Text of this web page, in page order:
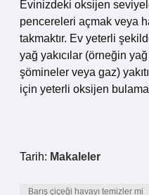
Evinizdeki oksijen
pencereleri açmak veya
takmaktır. Ev yeterli
yağ yakıcılar (örneğin
şömineler veya gaz)
için yeterli oksijen
Tarih: Makaleler
Barış çiçeği havayı temizler mi